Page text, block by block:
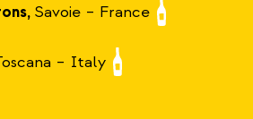
Savoie – France
– Italy